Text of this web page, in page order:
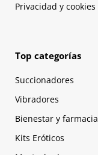
Privacidad y cookies
Top categorías
Succionadores
Vibradores
Bienestar y farmacia
Kits Eróticos